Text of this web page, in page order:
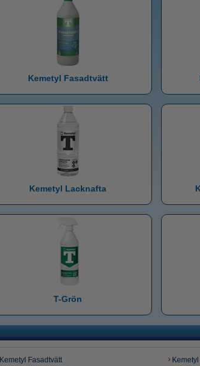
Kemetyl Fasadtvätt
Kemetyl Lacknafta
T-Grön
Kemetyl Fasadtvätt